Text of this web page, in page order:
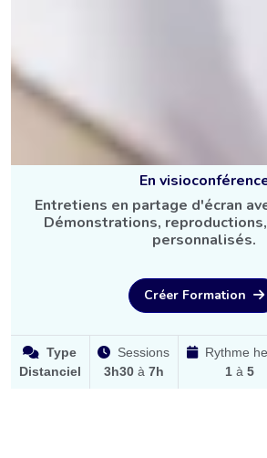
En
Entretiens en partage d'écran
Démonstrations,
personnalisés.
Créer Formation
Type
Distanciel
Sessions
3h30à 7h
Rythme
1 à5